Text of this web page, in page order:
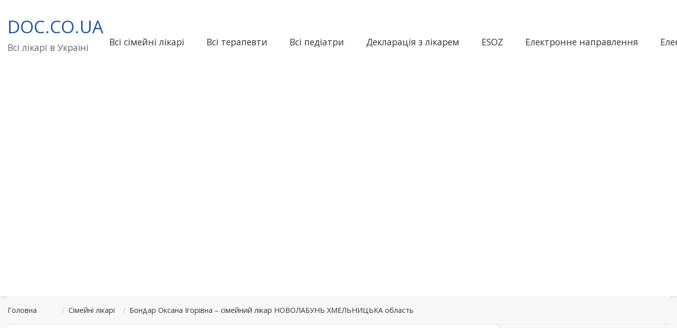
до
вмісту
DOC.CO.UA
Всі лікарі в Україні Всі сімейні лікарі Всі терапевти Всі педіатри Декларація з лікарем ESOZ Електронне направлення
Головна / Сімейні лікарі / Бондар Оксана Ігорівна – сімейний лікар НОВОЛАБУНЬ ХМЕЛЬНИЦЬКА область